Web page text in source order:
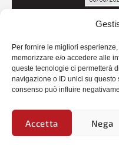
Per fornire le migliori
memorizzare e/o accedere alle
queste tecnologie ci permetterà
navigazione o ID unici su questo
consenso può influire
Accetta Nega